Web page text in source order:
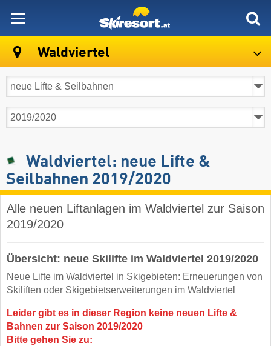
Waldviertel
Waldviertel: neue Lifte &
Seilbahnen 2019/2020
Alle neuen Liftanlagen im Waldviertel zur Saison
2019/2020
Übersicht: neue Skilifte im Waldviertel 2019/2020
Neue Lifte im Waldviertel in Skigebieten: Erneuerungen von
Skiliften oder Skigebietserweiterungen im Waldviertel
Leider gibt es in dieser Region keine neuen Lifte &
Bahnen zur Saison 2019/2020
Bitte gehen Sie zu: